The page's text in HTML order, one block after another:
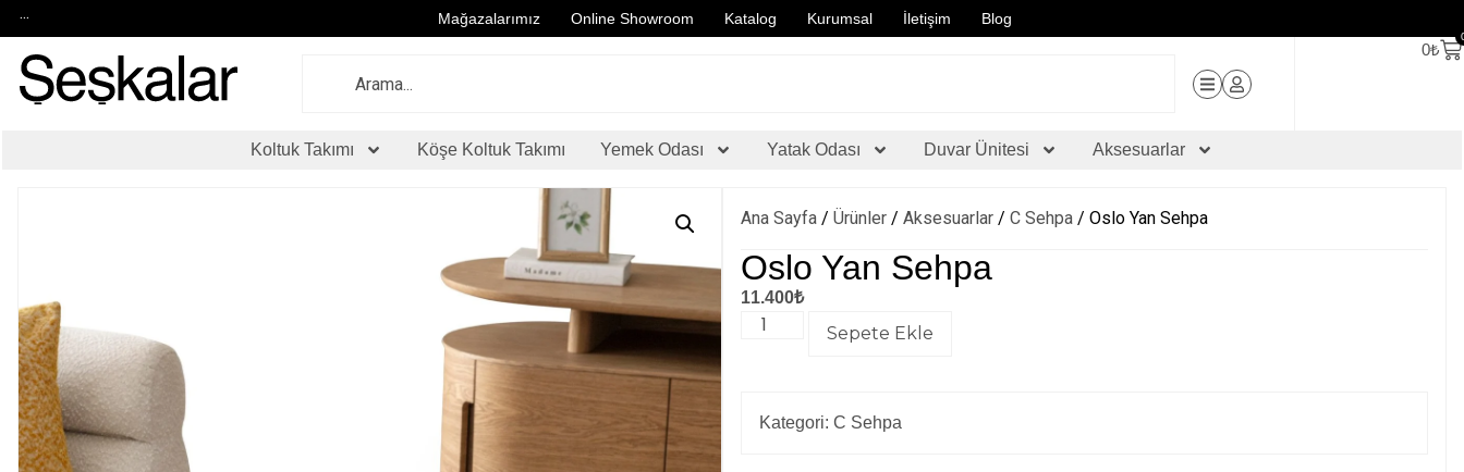
... Mağazalarımız Online Showroom Katalog Kurumsal İletişim Blog
0₺
Koltuk Takımı Köşe Koltuk Takımı Yemek Odası Yatak Odası Duvar Ünitesi Aksesuarlar
Ana Sayfa /Ürünler /Aksesuarlar /C Sehpa / Oslo Yan Sehpa
Oslo Yan Sehpa
11.400₺
Sepete Ekle
Kategori:C Sehpa